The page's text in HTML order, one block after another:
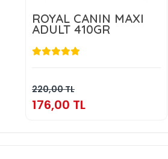
ROYAL CANIN MAXI
ADULT 410GR
220,00 TL
176,00 TL